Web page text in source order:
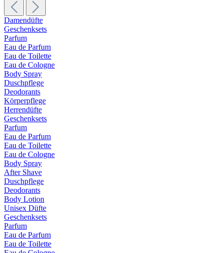
Damendüfte
Geschenksets
Parfum
Eau de Parfum
Eau de Toilette
Eau de Cologne
Body Spray
Duschpflege
Deodorants
Körperpflege
Herrendüfte
Geschenksets
Parfum
Eau de Parfum
Eau de Toilette
Eau de Cologne
Body Spray
After Shave
Duschpflege
Deodorants
Body Lotion
Unisex Düfte
Geschenksets
Parfum
Eau de Parfum
Eau de Toilette